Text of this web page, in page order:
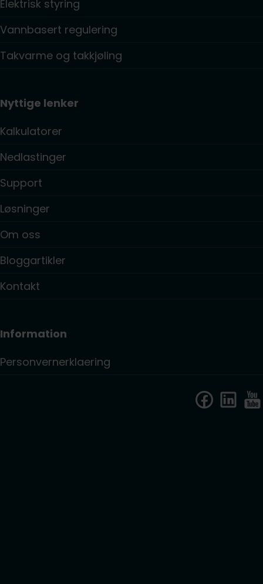
Elektrisk styring
Vannbasert regulering
Takvarme og takkjøling
Nyttige lenker
Kalkulatorer
Nedlastinger
Support
Løsninger
Om oss
Bloggartikler
Kontakt
Information
Personvernerklaering